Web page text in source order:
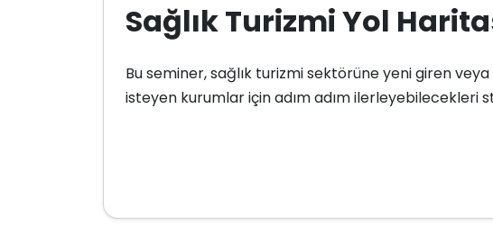
Sağlık Turizmi Yol
Bu seminer, sağlık turizmi sektörüne yeni giren
isteyen kurumlar için adım adım ilerleyebilecekleri